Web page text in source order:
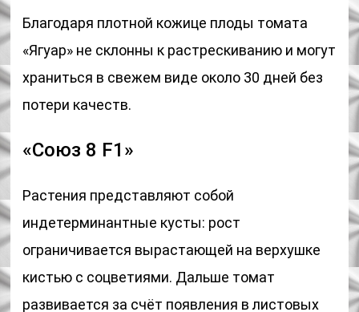
Благодаря плотной кожице плоды томата
«Ягуар» не склонны к растрескиванию и могут
храниться в свежем виде около 30 дней без
потери качеств.
«Союз 8 F1»
Растения представляют собой
индетерминантные кусты: рост
ограничивается вырастающей на верхушке
кистью с соцветиями. Дальше томат
развивается за счёт появления в листовых